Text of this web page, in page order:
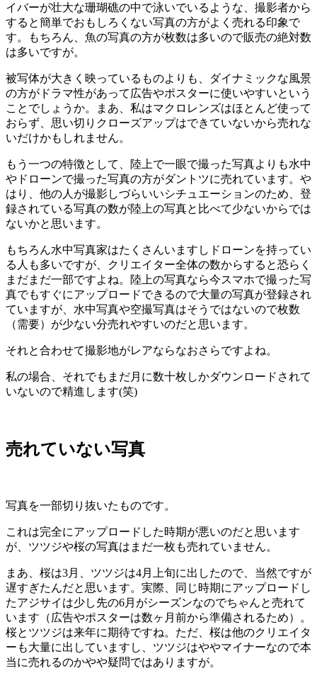
イバーが壮大な珊瑚礁の中で泳いでいるような、撮影者から
すると簡単でおもしろくない写真の方がよく売れる印象で
す。もちろん、魚の写真の方が枚数は多いので販売の絶対数
は多いですが。
被写体が大きく映っているものよりも、ダイナミックな風景
の方がドラマ性があって広告やポスターに使いやすいという
ことでしょうか。まあ、私はマクロレンズはほとんど使って
おらず、思い切りクローズアップはできていないから売れな
いだけかもしれません。
もう一つの特徴として、陸上で一眼で撮った写真よりも水中
やドローンで撮った写真の方がダントツに売れています。や
はり、他の人が撮影しづらいいシチュエーションのため、登
録されている写真の数が陸上の写真と比べて少ないからでは
ないかと思います。
もちろん水中写真家はたくさんいますしドローンを持ってい
る人も多いですが、クリエイター全体の数からすると恐らく
まだまだ一部ですよね。陸上の写真なら今スマホで撮った写
真でもすぐにアップロードできるので大量の写真が登録され
ていますが、水中写真や空撮写真はそうではないので枚数
（需要）が少ない分売れやすいのだと思います。
それと合わせて撮影地がレアならなおさらですよね。
私の場合、それでもまだ月に数十枚しかダウンロードされて
いないので精進します(笑)
売れていない写真
写真を一部切り抜いたものです。
これは完全にアップロードした時期が悪いのだと思います
が、ツツジや桜の写真はまだ一枚も売れていません。
まあ、桜は3月、ツツジは4月上旬に出したので、当然ですが
遅すぎたんだと思います。実際、同じ時期にアップロードし
たアジサイは少し先の6月がシーズンなのでちゃんと売れて
います（広告やポスターは数ヶ月前から準備されるため）。
桜とツツジは来年に期待ですね。ただ、桜は他のクリエイタ
ーも大量に出していますし、ツツジはややマイナーなので本
当に売れるのかやや疑問ではありますが。